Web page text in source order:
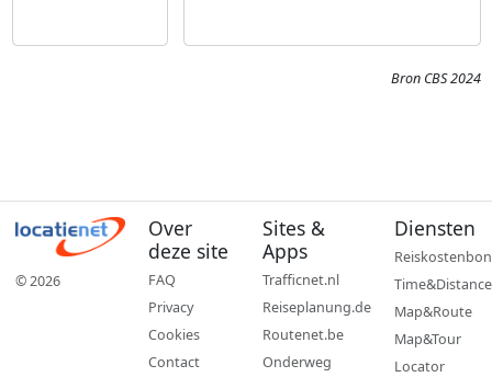
Bron CBS 2024
© 2026
Over
deze site
FAQ
Privacy
Cookies
Contact
Sites &
Apps
Trafficnet.nl
Reiseplanung.de
Routenet.be
Onderweg
Diensten
Reiskostenbon
Time&Distance
Map&Route
Map&Tour
Locator